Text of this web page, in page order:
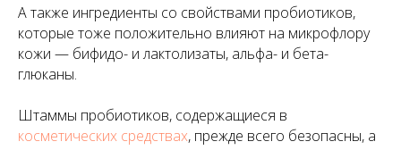
А также ингредиенты со свойствами пробиотиков,
которые тоже положительно влияют на микрофлору
кожи — бифидо- и лактолизаты, альфа- и бета-
глюканы.
Штаммы пробиотиков, содержащиеся в
косметических средствах, прежде всего безопасны, а